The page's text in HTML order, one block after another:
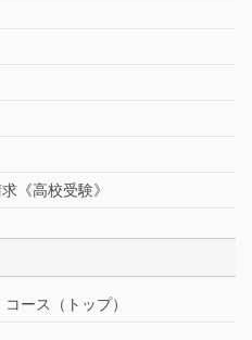
《高校受験》
コース（トップ）